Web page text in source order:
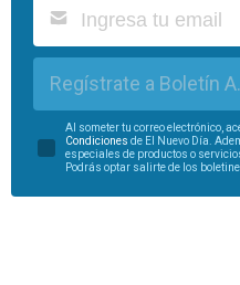
Regístrate a Boletín
Al someter tu correo electrónico,
Condiciones de El Nuevo Día.
especiales de productos o
Podrás optar salirte de los